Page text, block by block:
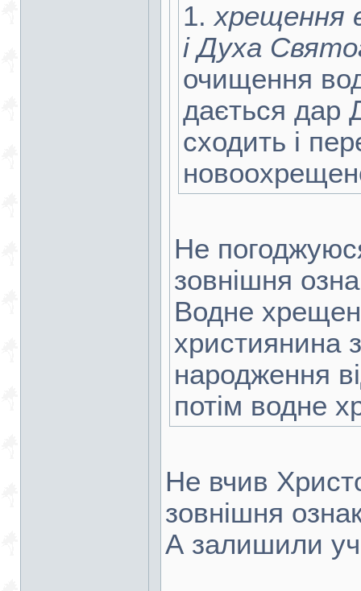
1. хрещення
і Духа
очищення
дається дар
сходить і
Не
зовнішня
Водне
християнина
народження
потім водне
Не вчив
зовнішня
А залишили